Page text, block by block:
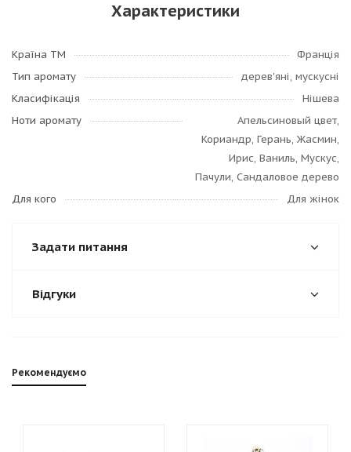
Характеристики
Країна ТМ
Франція
Тип аромату
дерев'яні, мускусні
Класифікація
Нішева
Ноти аромату
Апельсиновый цвет,
Кориандр, Герань, Жасмин,
Ирис, Ваниль, Мускус,
Пачули, Сандаловое дерево
Для кого
Для жінок
Задати питання
Відгуки
Рекомендуємо